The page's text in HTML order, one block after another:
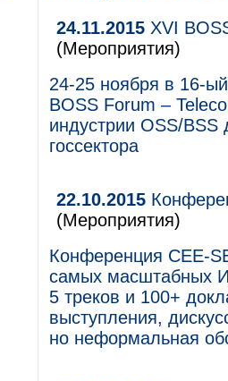
24.11.2015 XVI
(Мероприятия)
24-25 ноября в 16-
BOSS Forum –
индустрии OSS/BSS
госсектора
22.10.2015
(Мероприятия)
Конференция CEE-
самых масштабных
5 треков и 100+
выступления,
но неформальная